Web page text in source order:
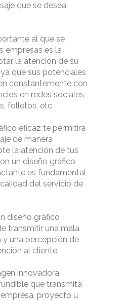
que se desea
al que se
empresas es la
la atención de su
que sus potenciales
constantemente con
en redes sociales,
folletos, etc.
eficaz te permitirá
de manera
la atención de tus
un diseño gráfico
es fundamental
del servicio de
diseño gráfico
transmitir una mala
y una percepción de
al cliente.
innovadora,
que transmita
proyecto u